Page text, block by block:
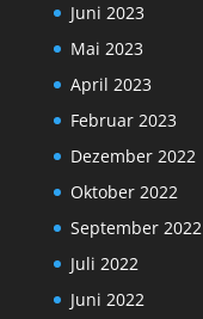
Juni 2023
Mai 2023
April 2023
Februar 2023
Dezember 2022
Oktober 2022
September 2022
Juli 2022
Juni 2022